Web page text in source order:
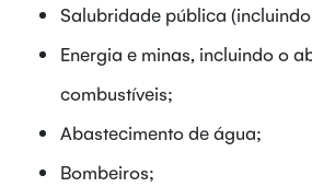
Salubridade pública
Energia e minas, incluindo o
combustíveis;
Abastecimento de água;
Bombeiros;